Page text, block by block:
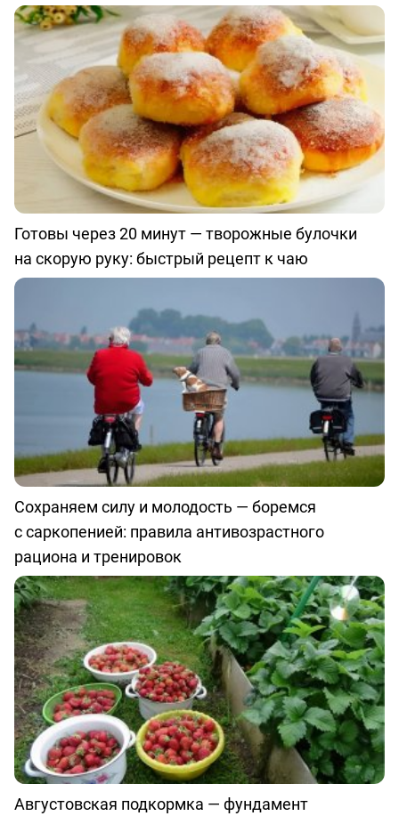
Готовы через 20 минут — творожные булочки
на скорую руку: быстрый рецепт к чаю
Сохраняем силу и молодость — боремся
с саркопенией: правила антивозрастного
рациона и тренировок
Августовская подкормка — фундамент